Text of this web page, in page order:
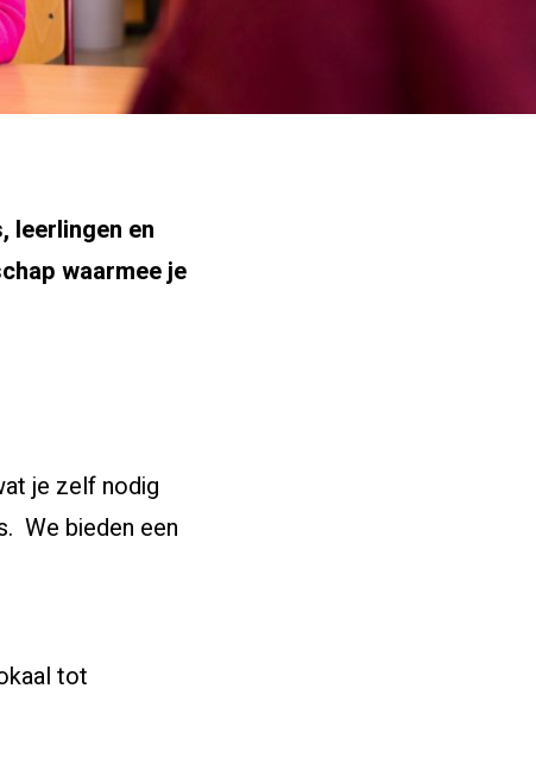
leerlingen en
waarmee je
je zelf nodig
We bieden een
tot